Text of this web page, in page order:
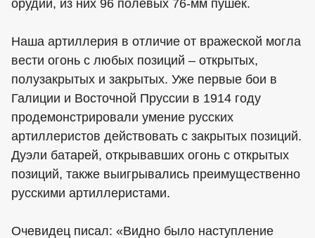
орудий, из них 96 полевых 76-мм пушек.
Наша артиллерия в отличие от вражеской могла
вести огонь с любых позиций – открытых,
полузакрытых и закрытых. Уже первые бои в
Галиции и Восточной Пруссии в 1914 году
продемонстрировали умение русских
артиллеристов действовать с закрытых позиций.
Дуэли батарей, открывавших огонь с открытых
позиций, также выигрывались преимущественно
русскими артиллеристами.
Очевидец писал: «Видно было наступление